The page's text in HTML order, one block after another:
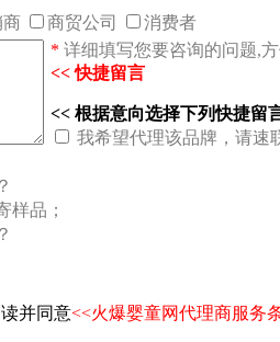
商 商贸公司 消费者
* 详细填写您要咨询的问题,
<< 快捷留言
<< 根据意向选择下列快捷留
我希望代理该品牌，请速
样品；
并同意<<火爆婴童网代理商服务